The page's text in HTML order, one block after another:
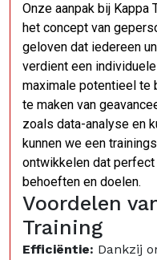
Onze aanpak bij Kappa
het concept van
geloven dat iedereen
verdient een
maximale potentieel te
te maken van
zoals data-analyse en
kunnen we een
ontwikkelen dat
behoeften en doelen.
Voordelen
Training
Efficiëntie: Dankzij